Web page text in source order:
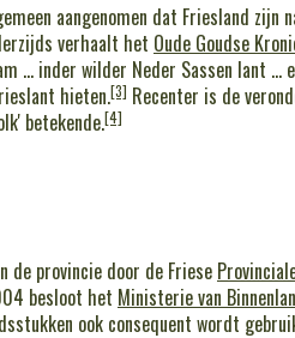
aangenomen dat Friesland zijn
verhaalt het Oude Goudse
... inder wilder Neder Sassen lant ...
hieten.[3] Recenter is de
betekende.[4]
de provincie door de Friese
besloot het Ministerie van
ook consequent wordt